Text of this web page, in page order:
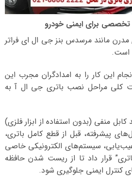
برای ایمنی خودرو
مانند مرسدس بنز جی ال ای فراتر
است.
این کار را به امدادگران مجرب این
کلی مراحل نصب باتری جی ال آ به
کابل منفی (بدون استفاده از ابزار فلزی)
پیشرفته، قبل از قطع کامل باتری،
سیستم‌های الکترونیکی خاصی
قرار داد تا از ریست شدن حافظه